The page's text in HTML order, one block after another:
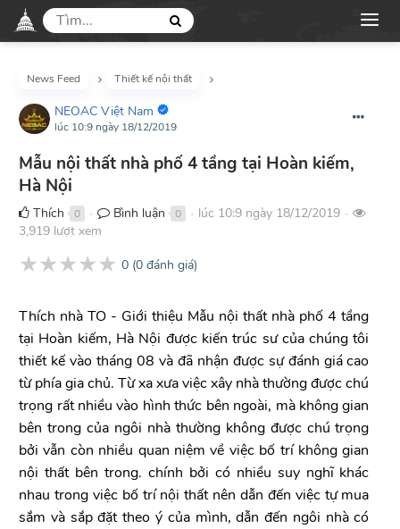
News Feed Thiết kế nội thất
NEOAC Việt Nam
lúc 10:9 ngày 18/12/2019
Mẫu nội thất nhà phố 4 tầng tại Hoàn kiếm,
Hà Nội
Thích 0 ● Bình luận 0 ● lúc 10:9 ngày 18/12/2019 ●
3,919 lượt xem
★★★★★ 0 (0 đánh giá)
Thích nhà TO - Giới thiệu Mẫu nội thất nhà phố 4 tầng
tại Hoàn kiếm, Hà Nội được kiến trúc sư của chúng tôi
thiết kế vào tháng 08 và đã nhận được sự đánh giá cao
từ phía gia chủ. Từ xa xưa việc xây nhà thường được chú
trọng rất nhiều vào hình thức bên ngoài, mà không gian
bên trong của ngôi nhà thường không được chú trọng
bởi vẫn còn nhiều quan niệm về việc bố trí không gian
nội thất bên trong. chính bởi có nhiều suy nghĩ khác
nhau trong việc bố trí nội thất nên dẫn đến việc tự mua
sắm và sắp đặt theo ý của mình, dẫn đến ngôi nhà có